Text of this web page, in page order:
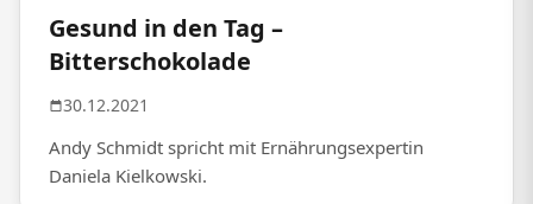
Gesund in den Tag –
Bitterschokolade
30.12.2021
Andy Schmidt spricht mit Ernährungsexpertin
Daniela Kielkowski.